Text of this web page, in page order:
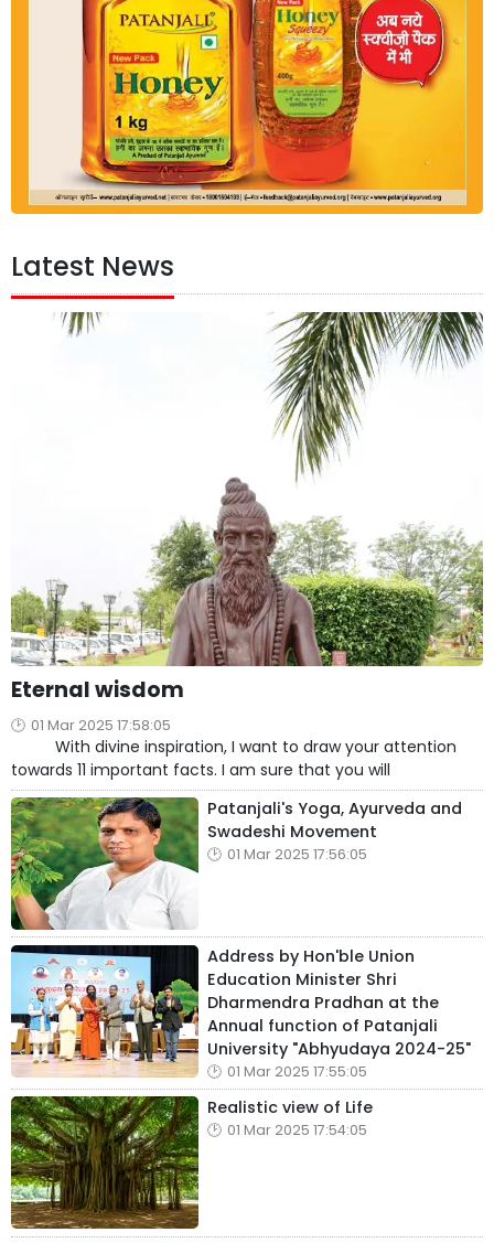
Latest News
Eternal wisdom
01 Mar 2025 17:58:05
With divine inspiration, I want to draw your attention
towards 11 important facts. I am sure that you will
Patanjali's Yoga, Ayurveda and
Swadeshi Movement
01 Mar 2025 17:56:05
Address by Hon'ble Union
Education Minister Shri
Dharmendra Pradhan at the
Annual function of Patanjali
University "Abhyudaya 2024-25"
01 Mar 2025 17:55:05
Realistic view of Life
01 Mar 2025 17:54:05